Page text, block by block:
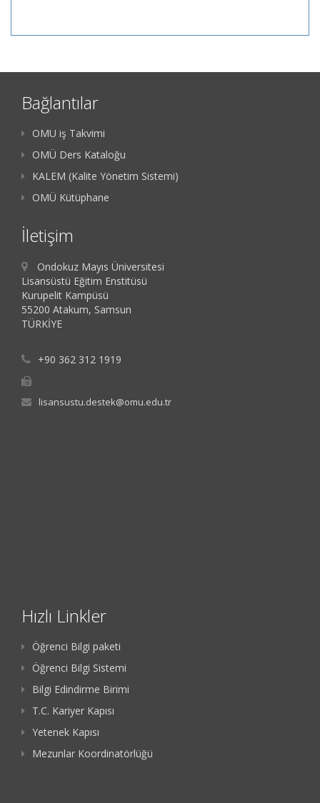
Bağlantılar
OMU iş Takvimi
OMÜ Ders Kataloğu
KALEM (Kalite Yönetim Sistemi)
OMÜ Kütüphane
İletişim
Ondokuz Mayıs Üniversitesi
Lisansüstü Eğitim Enstitüsü
Kurupelit Kampüsü
55200 Atakum, Samsun
TÜRKİYE
+90 362 312 1919
lisansustu.destek@omu.edu.tr
Hızlı Linkler
Öğrenci Bilgi paketi
Öğrenci Bilgi Sistemi
Bilgi Edindirme Birimi
T.C. Kariyer Kapısı
Yetenek Kapısı
Mezunlar Koordinatörlüğü